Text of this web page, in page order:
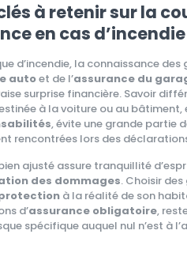
à retenir sur la
en cas
d’incendie, la connaissance
autoet de l’assurance du
surprise financière. Savoir
à la voiture ou au bâtiment,
, évite une grande partie
rencontrées lors des
ajusté assure tranquillité
des dommages. Choisir des
à la réalité de son
d’assurance obligatoire,
spécifique auquel nul n’est à